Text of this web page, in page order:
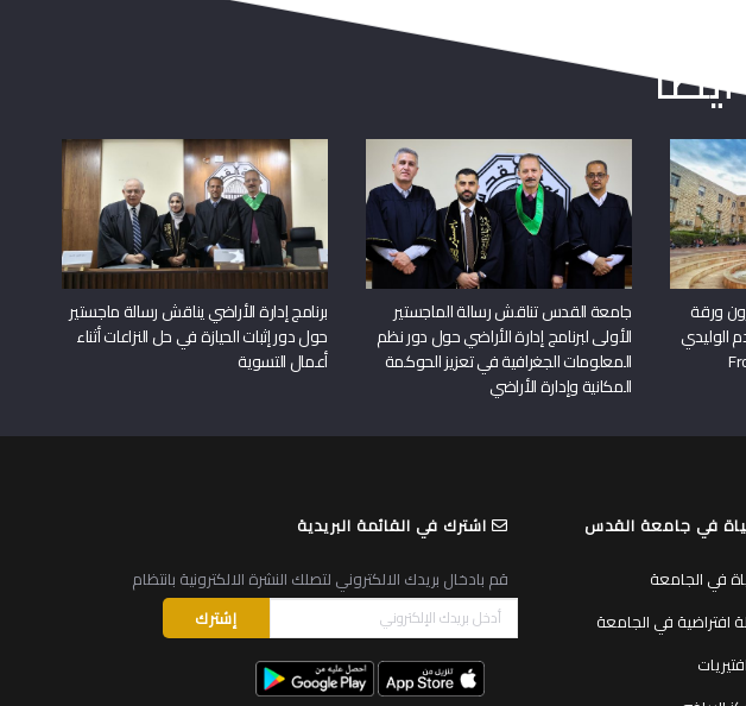
ورقة
الوليدي
جامعة القدس تناقش رسالة الماجستير
الأولى لبرنامج إدارة الأراضي حول دور نظم
المعلومات الجغرافية في تعزيز الحوكمة
المكانية وإدارة الأراضي
برنامج إدارة الأراضي يناقش رسالة ماجستير
حول دور إثبات الحيازة في حل النزاعات أثناء
أعمال التسوية
في جامعة القدس
في الجامعة
افتراضية في الجامعة
اشترك في القائمة البريدية
قم بادخال بريدك الالكتروني لتصلك النشرة الالكترونية بانتظام